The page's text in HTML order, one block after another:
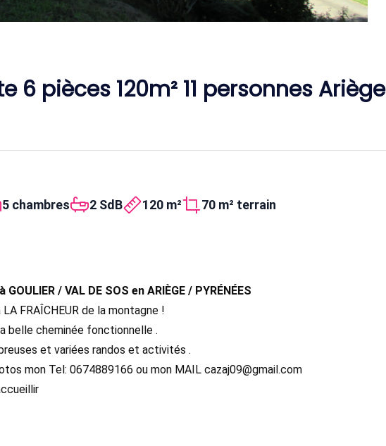
6 pièces 120m² 11 personnes Ariège
5 chambres 2 SdB 120 m² 70 m² terrain
/ VAL DE SOS en ARIÈGE / PYRÉNÉES
FRAÎCHEUR de la montagne !
belle cheminée fonctionnelle .
et variées randos et activités .
mon Tel: 0674889166 ou mon MAIL cazaj09@gmail.com